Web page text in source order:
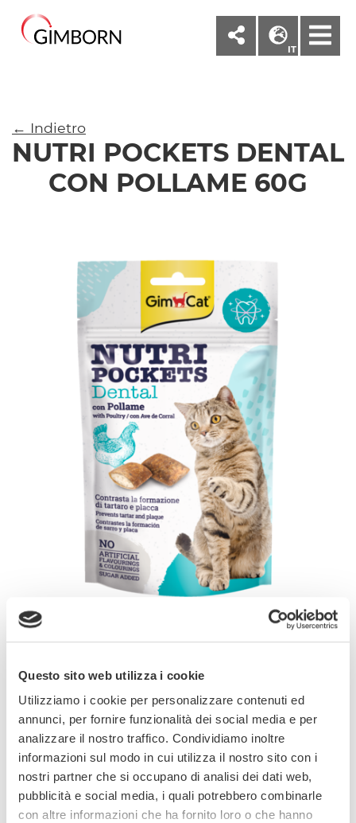
Questo sito web utilizza i cookie
Utilizziamo i cookie per personalizzare contenuti ed
annunci, per fornire funzionalità dei social media e per
analizzare il nostro traffico. Condividiamo inoltre
informazioni sul modo in cui utilizza il nostro sito con i
nostri partner che si occupano di analisi dei dati web,
pubblicità e social media, i quali potrebbero combinarle
con altre informazioni che ha fornito loro o che hanno
IT
← Indietro
NUTRI POCKETS DENTAL
CON POLLAME 60G
I GimCat Nutri Pockets sono bocconcini
disponibili in diverse varianti super appetitose.
Una vera prelibatezza per il tuo amico a 4
zampe! Il gusto Dental con Pollame, grazie a
particelle pulenti di cellulosa, supporta
l’abrasione meccanica della placca aiutando a
ridurre la sua nuova formazione. Contiene
vitamine e taurina, ed è anche senza zuccheri